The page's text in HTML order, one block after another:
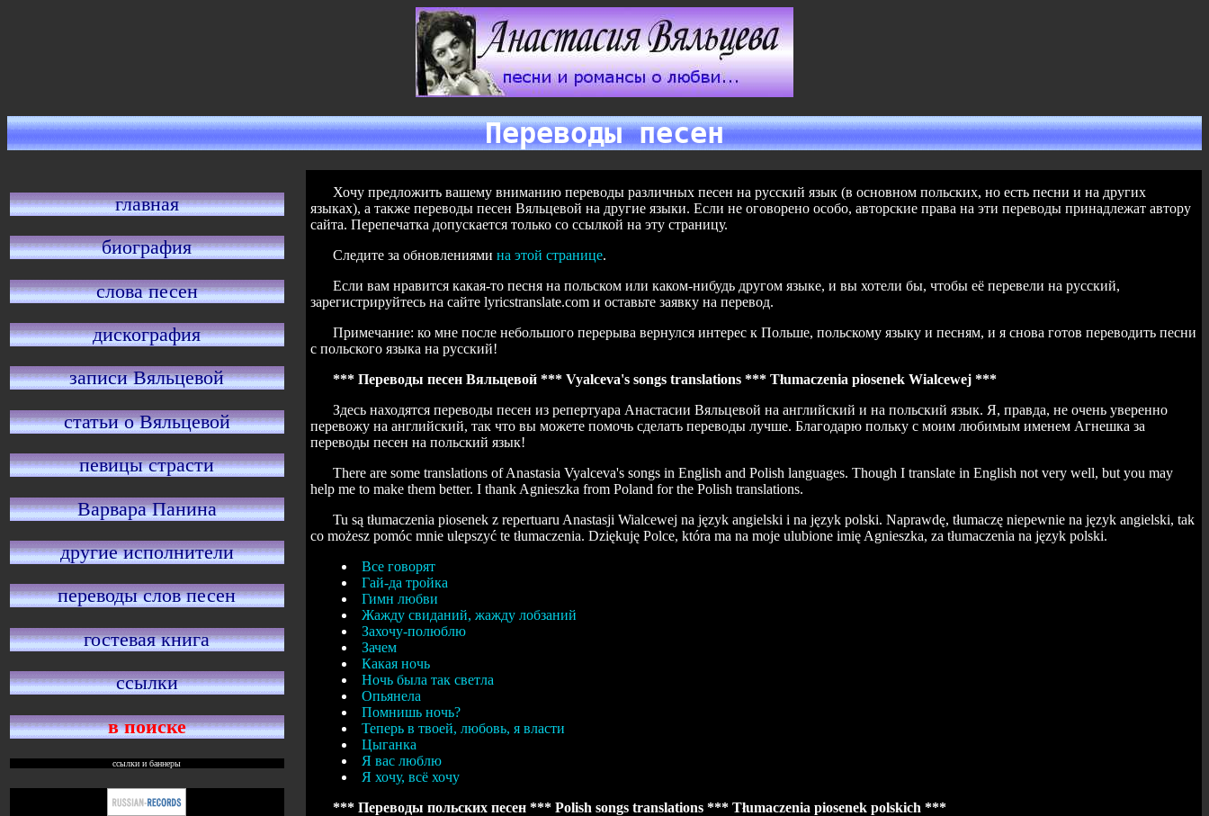
Переводы песен
главная
биография
слова песен
дискография
записи Вяльцевой
статьи о Вяльцевой
певицы страсти
Варвара Панина
другие исполнители
переводы слов песен
гостевая книга
ссылки
в поиске
ссылки и баннеры
Хочу предложить вашему вниманию переводы различных песен на русский язык (в основном польских, но есть песни и на других
языках), а также переводы песен Вяльцевой на другие языки. Если не оговорено особо, авторские права на эти переводы принадлежат автору
сайта. Перепечатка допускается только со ссылкой на эту страницу.
Следите за обновлениями на этой странице.
Если вам нравится какая-то песня на польском или каком-нибудь другом языке, и вы хотели бы, чтобы её перевели на русский,
зарегистрируйтесь на сайте lyricstranslate.com и оставьте заявку на перевод.
Примечание: ко мне после небольшого перерыва вернулся интерес к Польше, польскому языку и песням, и я снова готов переводить песни
с польского языка на русский!
*** Переводы песен Вяльцевой *** Vyalceva's songs translations *** Tłumaczenia piosenek Wialcewej ***
Здесь находятся переводы песен из репертуара Анастасии Вяльцевой на английский и на польский язык. Я, правда, не очень уверенно
перевожу на английский, так что вы можете помочь сделать переводы лучше. Благодарю польку с моим любимым именем Агнешка за
переводы песен на польский язык!
There are some translations of Anastasia Vyalceva's songs in English and Polish languages. Though I translate in English not very well, but you may
help me to make them better. I thank Agnieszka from Poland for the Polish translations.
Tu są tłumaczenia piosenek z repertuaru Anastasji Wialcewej na język angielski i na język polski. Naprawdę, tłumaczę niepewnie na język angielski, tak
co możesz pomóc mnie ulepszyć te tłumaczenia. Dziękuję Polce, która ma na moje ulubione imię Agnieszka, za tłumaczenia na język polski.
Все говорят
Гай-да тройка
Гимн любви
Жажду свиданий, жажду лобзаний
Захочу-полюблю
Зачем
Какая ночь
Ночь была так светла
Опьянела
Помнишь ночь?
Теперь в твоей, любовь, я власти
Цыганка
Я вас люблю
Я хочу, всё хочу
*** Переводы польских песен *** Polish songs translations *** Tłumaczenia piosenek polskich ***